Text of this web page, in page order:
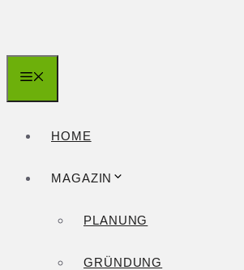
springen
HOME
MAGAZIN
PLANUNG
GRÜNDUNG